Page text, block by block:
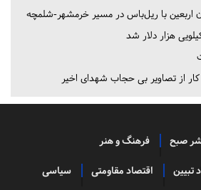
اربعین با ریل‌باس در مسیر خرمشهر-شلمچه
هزار دلار شد
کار از تصاویر بی حجاب شهدای اخیر
صبح فرهنگ و هنر
تبیین اقتصاد مقاومتی سیاسی